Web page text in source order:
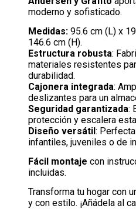
moderno y sofisticado.
Medidas: 95.6 cm (L) x
146.6 cm (H).
Estructura robusta:
materiales resistentes
durabilidad.
Cajonera integrada:
deslizantes para un
Seguridad garantizada:
protección y escalera
Diseño versátil:
infantiles, juveniles o de
Fácil montaje con
incluidas.
Transforma tu hogar con
y con estilo. ¡Añádela al